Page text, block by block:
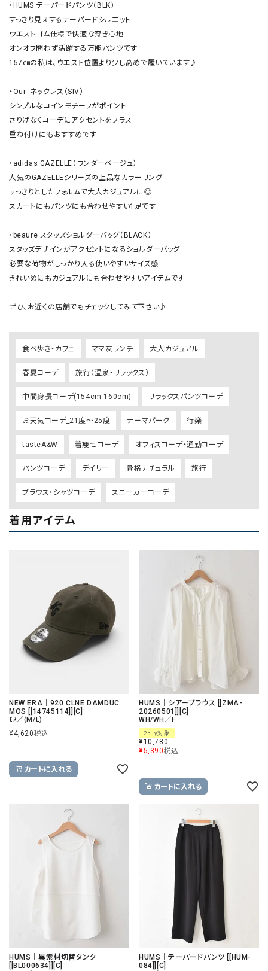
・HUMS テーパードパンツ（BLK）
すっきり見えするテーパードシルエット
ウエストゴム仕様で快適な穿き心地
オンオフ問わず活躍する万能パンツです
157㎝の私は、ウエスト位置より少し高めで履いています♪
・Our. ネックレス（SIV）
シンプルなコインモチーフがポイント
さりげなくコーデにアクセントをプラス
重ね付けにもおすすめです
・adidas GAZELLE（ワンダーベージュ）
人気のGAZELLEシリーズの上品なカラーリング
すっきりとしたフォルムで大人カジュアルに◎
スカートにもパンツにも合わせやすい1足です
・beaure スタッズショルダーバッグ（BLACK）
スタッズデザインがアクセントになるショルダーバッグ
必要な荷物がしっかり入る使いやすいサイズ感
きれいめにもカジュアルにも合わせやすいアイテムです
ぜひ、お近くの店舗でもチェックしてみて下さい♪
食べ歩き・カフェ ママ友ランチ 大人カジュアル
春夏コーデ 旅行（温泉・リラックス）
中間身長コーデ(154cm-160cm) リラックスパンツコーデ
お天気コーデ_21度～25度 テーマパーク 行楽
tasteA&W 着痩せコーデ オフィスコーデ・通勤コーデ
パンツコーデ デイリー 骨格ナチュラル 旅行
ブラウス・シャツコーデ スニーカーコーデ
着用アイテム
NEW ERA｜920 CLNE DAMDUC
MOS [[14745114]][C]
ﾓｽ／(M/L)
¥4,620税込
カートに入れる
HUMS｜シアーブラウス [[ZMA-
20260501]][C]
WH/WH／F
2buy対象
¥10,780
¥5,390税込
カートに入れる
HUMS｜異素材切替タンク
[[BL000634]][C]
HUMS｜テーパードパンツ [[HUM-
084]][C]